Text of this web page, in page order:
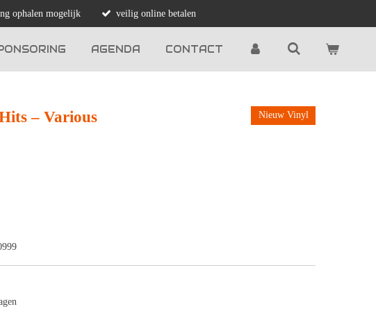
ophalen mogelijk veilig online betalen
AGENDA CONTACT
– Various Nieuw Vinyl